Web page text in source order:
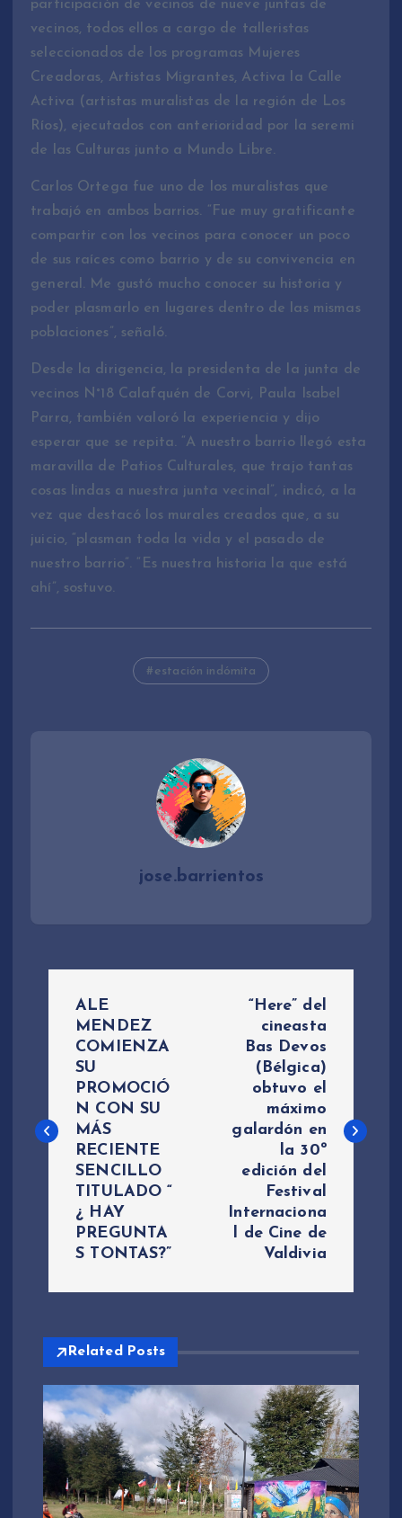
participación de vecinos de nueve juntas de
vecinos, todos ellos a cargo de talleristas
seleccionados de los programas Mujeres
Creadoras, Artistas Migrantes, Activa la Calle
Activa (artistas muralistas de la región de Los
Ríos), ejecutados con anterioridad por la seremi
de las Culturas junto a Mundo Libre.
Carlos Ortega fue uno de los muralistas que
trabajó en ambos barrios. “Fue muy gratificante
compartir con los vecinos para conocer un poco
de sus raíces como barrio y de su convivencia en
general. Me gustó mucho conocer su historia y
poder plasmarlo en lugares dentro de las mismas
poblaciones”, señaló.
Desde la dirigencia, la presidenta de la junta de
vecinos N°18 Calafquén de Corvi, Paula Isabel
Parra, también valoró la experiencia y dijo
esperar que se repita. “A nuestro barrio llegó esta
maravilla de Patios Culturales, que trajo tantas
cosas lindas a nuestra junta vecinal”, indicó, a la
vez que destacó los murales creados que, a su
juicio, “plasman toda la vida y el pasado de
nuestro barrio”. “Es nuestra historia la que está
ahí”, sostuvo.
estación indómita
jose.barrientos
e
ó
n
d
e
ALE
MENDEZ
COMIENZA
SU
PROMOCIÓ
N CON SU
MÁS
RECIENTE
SENCILLO
TITULADO “
¿ HAY
PREGUNTA
S TONTAS?”
“Here” del
cineasta
Bas Devos
(Bélgica)
obtuvo el
máximo
galardón en
la 30º
edición del
Festival
Internaciona
l de Cine de
Valdivia
Related Posts